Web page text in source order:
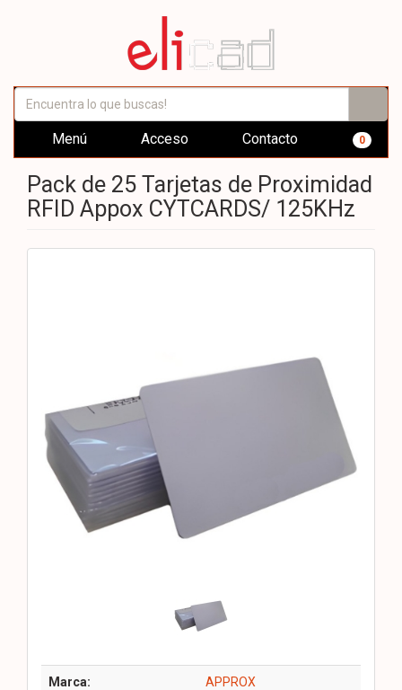
Menú Acceso Contacto 0
Pack de 25 Tarjetas de Proximidad
RFID Appox CYTCARDS/ 125KHz
Marca: APPROX